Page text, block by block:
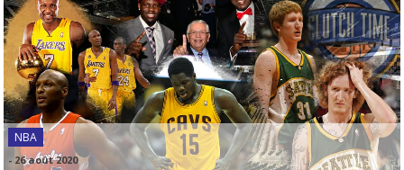
NBA
- 26 août 2020